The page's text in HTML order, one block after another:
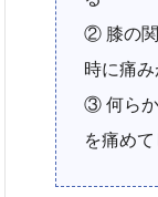
② 膝の
時に痛
③ 何らか
を痛め